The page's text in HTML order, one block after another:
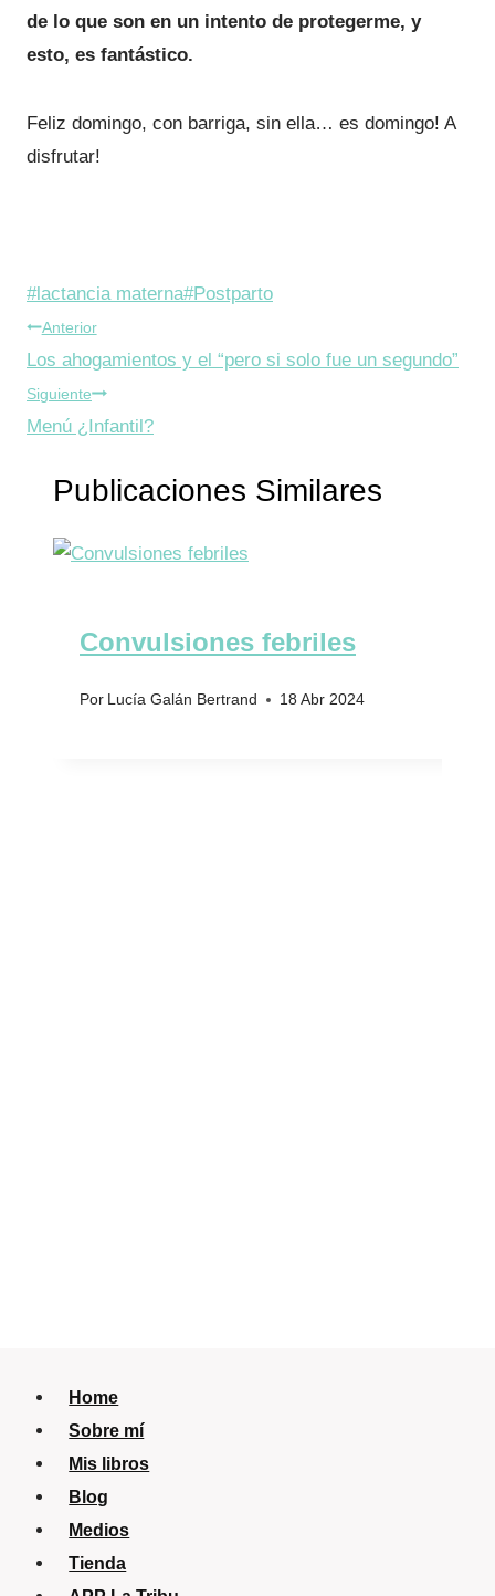
de lo que son en un intento de protegerme, y
esto, es fantástico.
Feliz domingo, con barriga, sin ella… es domingo! A
disfrutar!
Etiquetas
de
la
entrada:
#lactancia materna#Postparto
Navegación
de
entradas
Anterior
Los ahogamientos y el “pero si solo fue un segundo”
Siguiente
Menú ¿Infantil?
Publicaciones Similares
Convulsiones febriles
Por Lucía Galán Bertrand 18 Abr 2024
Home
Sobre mí
Mis libros
Blog
Medios
Tienda